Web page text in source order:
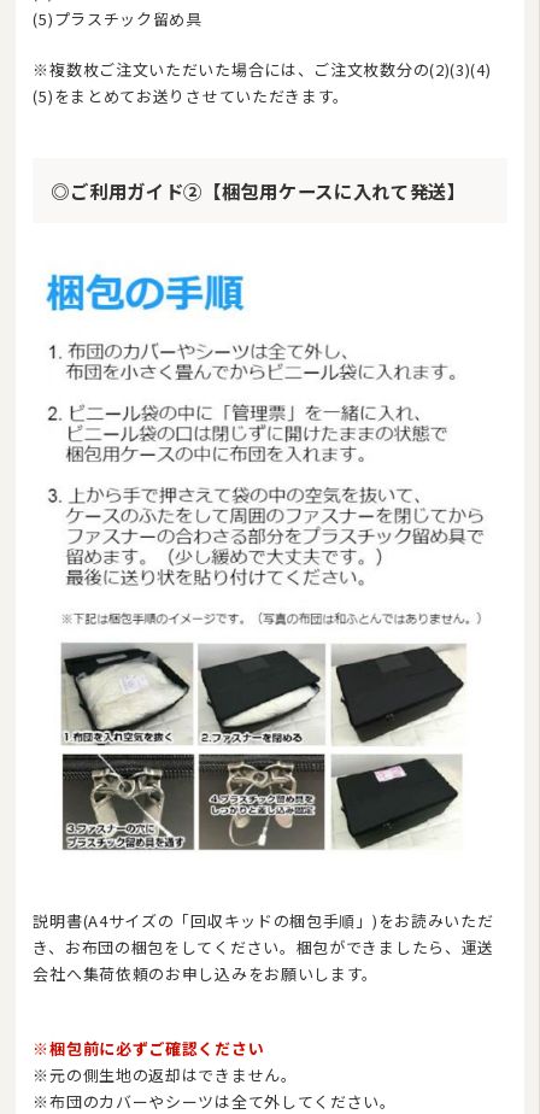
(5)プラスチック留め具
※複数枚ご注文いただいた場合には、ご注文枚数分の(2)(3)(4)
(5)をまとめてお送りさせていただきます。
◎ご利用ガイド②【梱包用ケースに入れて発送】
説明書(A4サイズの「回収キッドの梱包手順」)をお読みいただ
き、お布団の梱包をしてください。梱包ができましたら、 運送
会社へ集荷依頼のお申し込みをお願いします。
※梱包前に必ずご確認ください
※元の側生地の返却はできません。
※布団のカバーやシーツは全て外してください。